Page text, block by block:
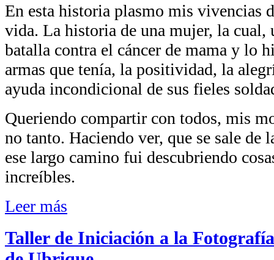
En esta historia plasmo mis vivencias
vida. La historia de una mujer, la cual,
batalla contra el cáncer de mama y lo
armas que tenía, la positividad, la
ayuda incondicional de sus fieles
Queriendo compartir con todos, mis
no tanto. Haciendo ver, que se sale de
ese largo camino fui descubriendo
increíbles.
Leer más
Taller de Iniciación a la